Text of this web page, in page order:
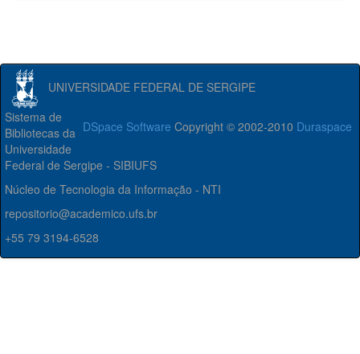
UNIVERSIDADE FEDERAL DE SERGIPE
DSpace Software Copyright © 2002-2010 Duraspace
Sistema de
Bibliotecas da
Universidade
Federal de Sergipe - SIBIUFS
Núcleo de Tecnologia da Informação - NTI
repositorio@academico.ufs.br
+55 79 3194-6528